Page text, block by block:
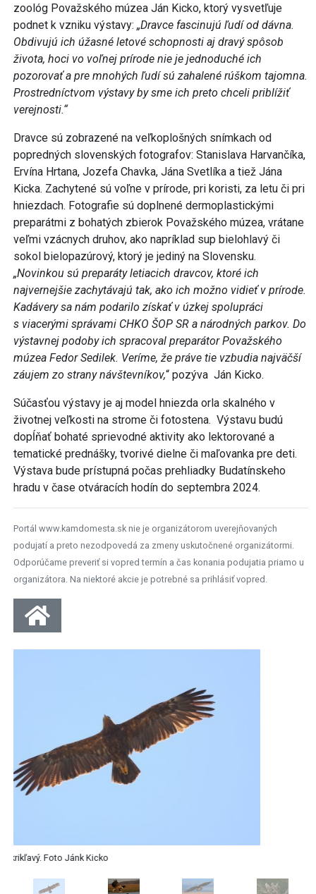
zoológ Považského múzea Ján Kicko, ktorý vysvetľuje
podnet k vzniku výstavy: „Dravce fascinujú ľudí od dávna.
Obdivujú ich úžasné letové schopnosti aj dravý spôsob
života, hoci vo voľnej prírode nie je jednoduché ich
pozorovať a pre mnohých ľudí sú zahalené rúškom tajomna.
Prostredníctvom výstavy by sme ich preto chceli priblížiť
verejnosti.“
Dravce sú zobrazené na veľkoplošných snímkach od
popredných slovenských fotografov: Stanislava Harvančíka,
Ervína Hrtana, Jozefa Chavka, Jána Svetlíka a tiež Jána
Kicka. Zachytené sú voľne v prírode, pri koristi, za letu či pri
hniezdach. Fotografie sú doplnené dermoplastickými
preparátmi z bohatých zbierok Považského múzea, vrátane
veľmi vzácnych druhov, ako napríklad sup bielohlavý či
sokol bielopazúrový, ktorý je jediný na Slovensku.
„Novinkou sú preparáty letiacich dravcov, ktoré ich
najvernejšie zachytávajú tak, ako ich možno vidieť v prírode.
Kadávery sa nám podarilo získať v úzkej spolupráci
s viacerými správami CHKO ŠOP SR a národných parkov. Do
výstavnej podoby ich spracoval preparátor Považského
múzea Fedor Sedilek. Veríme, že práve tie vzbudia najväčší
záujem zo strany návštevníkov,“ pozýva Ján Kicko.
Súčasťou výstavy je aj model hniezda orla skalného v
životnej veľkosti na strome či fotostena. Výstavu budú
dopĺňať bohaté sprievodné aktivity ako lektorované a
tematické prednášky, tvorivé dielne či maľovanka pre deti.
Výstava bude prístupná počas prehliadky Budatínskeho
hradu v čase otváracích hodín do septembra 2024.
Portál www.kamdomesta.sk nie je organizátorom uverejňovaných
podujatí a preto nezodpovedá za zmeny uskutočnené organizátormi.
Odporúčame preveriť si vopred termín a čas konania podujatia priamo u
organizátora. Na niektoré akcie je potrebné sa prihlásiť vopred.
Zdroj: Orliak morský. Foto Ján Svetlík